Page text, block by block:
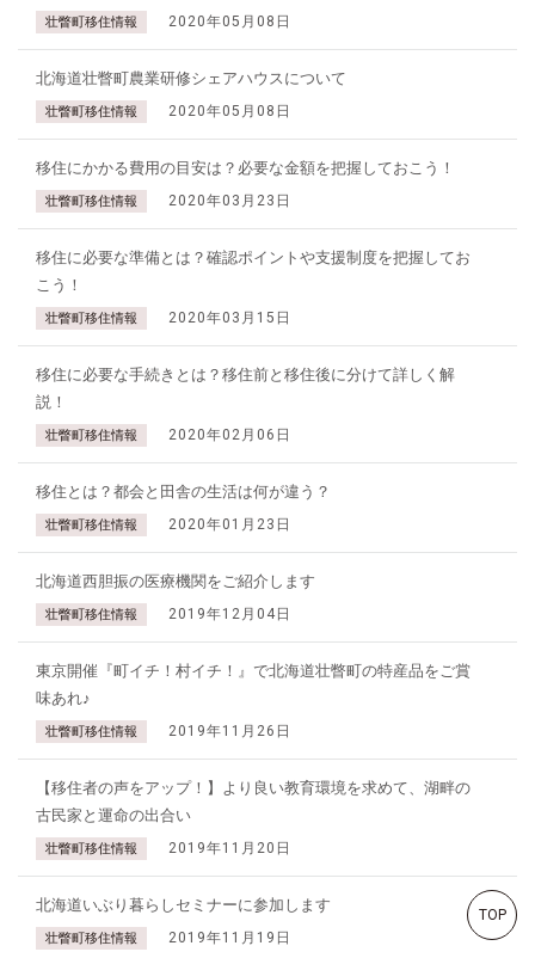
壮瞥町移住情報 2020年05月08日
北海道壮瞥町農業研修シェアハウスについて
壮瞥町移住情報 2020年05月08日
移住にかかる費用の目安は？必要な金額を把握しておこう！
壮瞥町移住情報 2020年03月23日
移住に必要な準備とは？確認ポイントや支援制度を把握してお
こう！
壮瞥町移住情報 2020年03月15日
移住に必要な手続きとは？移住前と移住後に分けて詳しく解
説！
壮瞥町移住情報 2020年02月06日
移住とは？都会と田舎の生活は何が違う？
壮瞥町移住情報 2020年01月23日
北海道西胆振の医療機関をご紹介します
壮瞥町移住情報 2019年12月04日
東京開催『町イチ！村イチ！』で北海道壮瞥町の特産品をご賞
味あれ♪
壮瞥町移住情報 2019年11月26日
【移住者の声をアップ！】より良い教育環境を求めて、湖畔の
古民家と運命の出合い
壮瞥町移住情報 2019年11月20日
北海道いぶり暮らしセミナーに参加します
壮瞥町移住情報 2019年11月19日
TOP